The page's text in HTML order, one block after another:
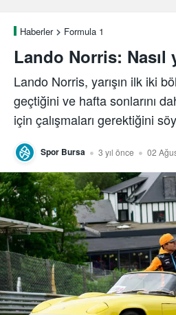
Haberler Formula 1
Lando Norris:
Lando Norris, yarışın ilk iki
geçtiğini ve hafta sonlarını
için çalışmaları gerektiğini
Spor Bursa 3 yıl önce 02